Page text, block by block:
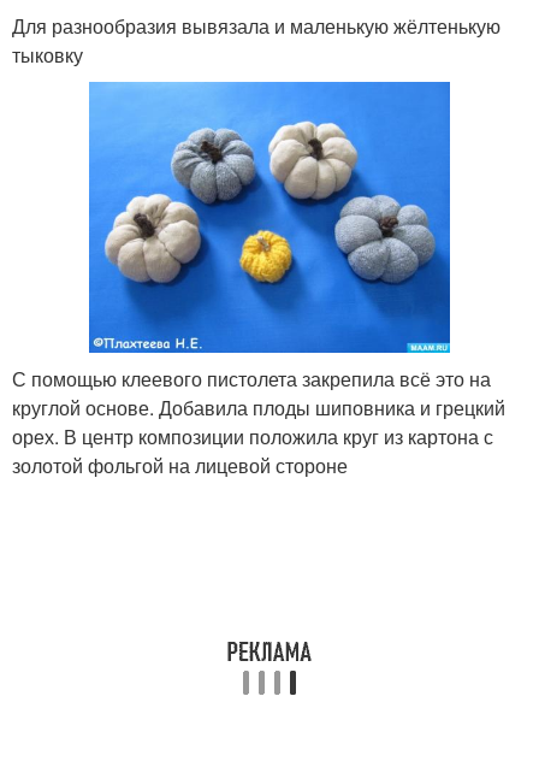
Для разнообразия вывязала и маленькую жёлтенькую
тыковку
С помощью клеевого пистолета закрепила всё это на
круглой основе. Добавила плоды шиповника и грецкий
орех. В центр композиции положила круг из картона с
золотой фольгой на лицевой стороне